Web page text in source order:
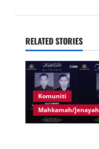
RELATED STORIES
Komuniti
Mahkamah/Jenayah